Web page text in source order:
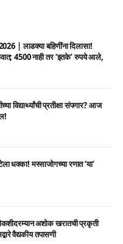
| लाडक्या बहिणींना दिलासा!
4500 नाही तर ‘इतके’ रुपये आले,
विद्यार्थ्यांची प्रतीक्षा संपणार? आज
मस्साजोगच्या रणात ‘या’
अशोक खरातची प्रकृती
वैद्यकीय तपासणी